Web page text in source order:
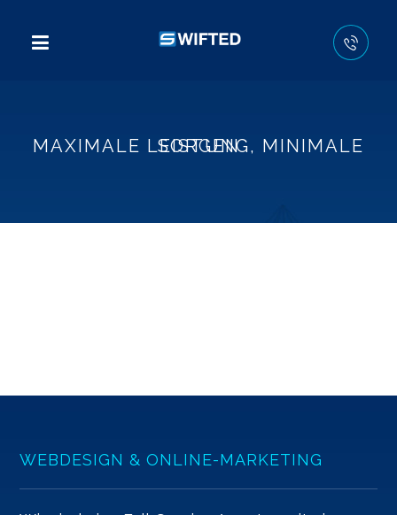
MAXIMALE LEISTUNG, MINIMALE SORGEN
WEBDESIGN & ONLINE-MARKETING